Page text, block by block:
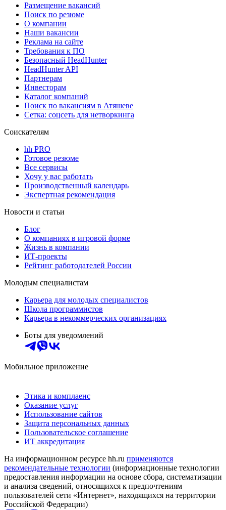
Размещение вакансий
Поиск по резюме
О компании
Наши вакансии
Реклама на сайте
Требования к ПО
Безопасный HeadHunter
HeadHunter API
Партнерам
Инвесторам
Каталог компаний
Поиск по вакансиям в Атяшеве
Сетка: соцсеть для нетворкинга
Соискателям
hh PRO
Готовое резюме
Все сервисы
Хочу у вас работать
Производственный календарь
Экспертная рекомендация
Новости и статьи
Блог
О компаниях в игровой форме
Жизнь в компании
ИТ-проекты
Рейтинг работодателей России
Молодым специалистам
Карьера для молодых специалистов
Школа программистов
Карьера в некоммерческих организациях
Боты для уведомлений
Мобильное приложение
Этика и комплаенс
Оказание услуг
Использование сайтов
Защита персональных данных
Пользовательское соглашение
ИТ аккредитация
На информационном ресурсе hh.ru применяются
рекомендательные технологии (информационные технологии
предоставления информации на основе сбора, систематизации
и анализа сведений, относящихся к предпочтениям
пользователей сети «Интернет», находящихся на территории
Российской Федерации)